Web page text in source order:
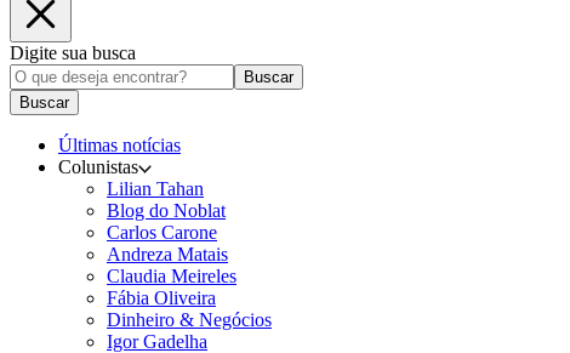
Digite sua busca
Buscar
Buscar
Últimas notícias
Colunistas
Lilian Tahan
Blog do Noblat
Carlos Carone
Andreza Matais
Claudia Meireles
Fábia Oliveira
Dinheiro & Negócios
Igor Gadelha